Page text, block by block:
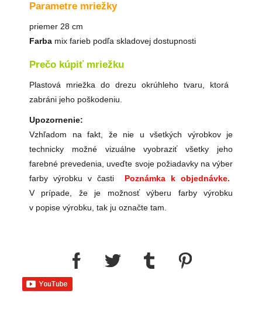
Parametre mriežky
priemer 28 cm
Farba mix farieb podľa skladovej dostupnosti
Prečo kúpiť mriežku
Plastová mriežka do drezu okrúhleho tvaru, ktorá
zabráni jeho poškodeniu.
Upozornenie:
Vzhľadom na fakt, že nie u všetkých výrobkov je
technicky možné vizuálne vyobraziť všetky jeho
farebné prevedenia, uveďte svoje požiadavky na výber
farby výrobku v časti Poznámka k objednávke.
V prípade, že je možnosť výberu farby výrobku
v popise výrobku, tak ju označte tam.